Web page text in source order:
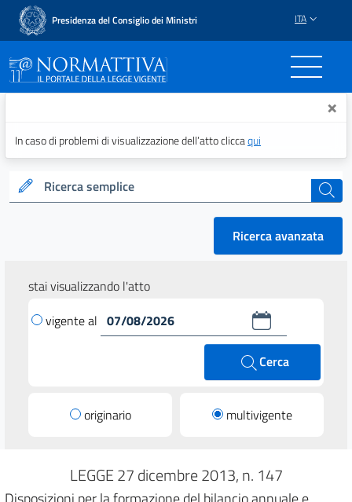
Presidenza del Consiglio dei Ministri ITA
Normattiva - Il portale ×
In caso di problemi di visualizzazione dell’atto cliccaqui
Ricerca semplice cerca
Ricerca avanzata
stai visualizzando l'atto
vigente al
Cerca
originario multivigente
LEGGE 27 dicembre 2013, n. 147